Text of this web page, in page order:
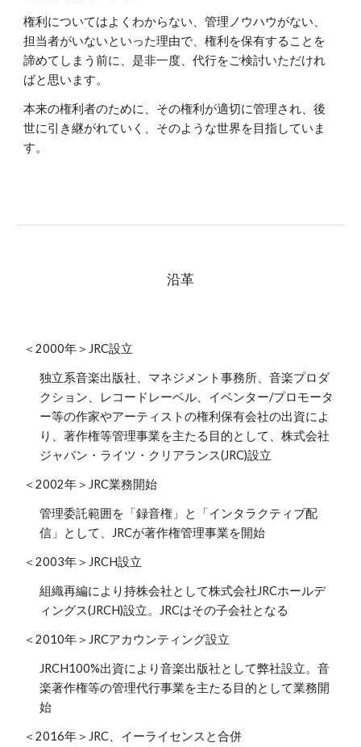
権利についてはよくわからない、管理ノウハウがない、
担当者がいないといった理由で、権利を保有することを
諦めてしまう前に、是非一度、代行をご検討いただけれ
ばと思います。
本来の権利者のために、その権利が適切に管理され、後
世に引き継がれていく、そのような世界を目指していま
す。
沿革
＜2000年＞JRC設立
独立系音楽出版社、マネジメント事務所、音楽プロダ
クション、レコードレーベル、イベンター/プロモータ
ー等の作家やアーティストの権利保有会社の出資によ
り、著作権等管理事業を主たる目的として、株式会社
ジャパン・ライツ・クリアランス(JRC)設立
＜2002年＞JRC業務開始
管理委託範囲を「録音権」と「インタラクティブ配
信」として、JRCが著作権管理事業を開始
＜2003年＞JRCH設立
組織再編により持株会社として株式会社JRCホールデ
ィングス(JRCH)設立。JRCはその子会社となる
＜2010年＞JRCアカウンティング設立
JRCH100%出資により音楽出版社として弊社設立。音
楽著作権等の管理代行事業を主たる目的として業務開
始
＜2016年＞JRC、イーライセンスと合併